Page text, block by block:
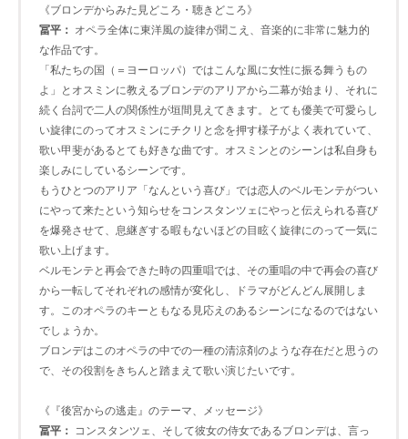
《ブロンデからみた見どころ・聴きどころ》
冨平： オペラ全体に東洋風の旋律が聞こえ、音楽的に非常に魅力的
な作品です。
「私たちの国（＝ヨーロッパ）ではこんな風に女性に振る舞うもの
よ」とオスミンに教えるブロンデのアリアから二幕が始まり、それに
続く台詞で二人の関係性が垣間見えてきます。とても優美で可愛らし
い旋律にのってオスミンにチクリと念を押す様子がよく表れていて、
歌い甲斐があるとても好きな曲です。オスミンとのシーンは私自身も
楽しみにしているシーンです。
もうひとつのアリア「なんという喜び」では恋人のベルモンテがつい
にやって来たという知らせをコンスタンツェにやっと伝えられる喜び
を爆発させて、息継ぎする暇もないほどの目眩く旋律にのって一気に
歌い上げます。
ベルモンテと再会できた時の四重唱では、その重唱の中で再会の喜び
から一転してそれぞれの感情が変化し、ドラマがどんどん展開しま
す。このオペラのキーともなる見応えのあるシーンになるのではない
でしょうか。
ブロンデはこのオペラの中での一種の清涼剤のような存在だと思うの
で、その役割をきちんと踏まえて歌い演じたいです。
《『後宮からの逃走』のテーマ、メッセージ》
冨平： コンスタンツェ、そして彼女の侍女であるブロンデは、言っ